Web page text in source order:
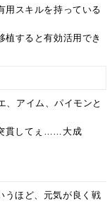
用スキルを持っている
植すると有効活用でき
アイム、パイモンと
貫してぇ……大成
うほど、元気が良く戦